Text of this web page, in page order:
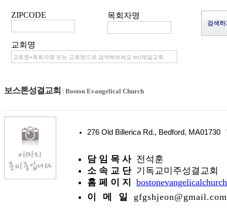
ZIPCODE 목회자명
교회명
보스톤성결교회 | Boston Evangelical Church
276 Old Billerica Rd., Bedford, MA01730
담 임 목 사 전석훈
소 속 교 단 기독교미주성결교회
홈 페 이 지
이 메 일
gfgshjeon@gmail.com